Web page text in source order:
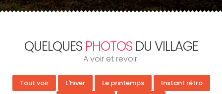
QUELQUES PHOTOSDU VILLAGE
A voir et revoir.
Tout voir L'hiver Le printemps
Instant rétro